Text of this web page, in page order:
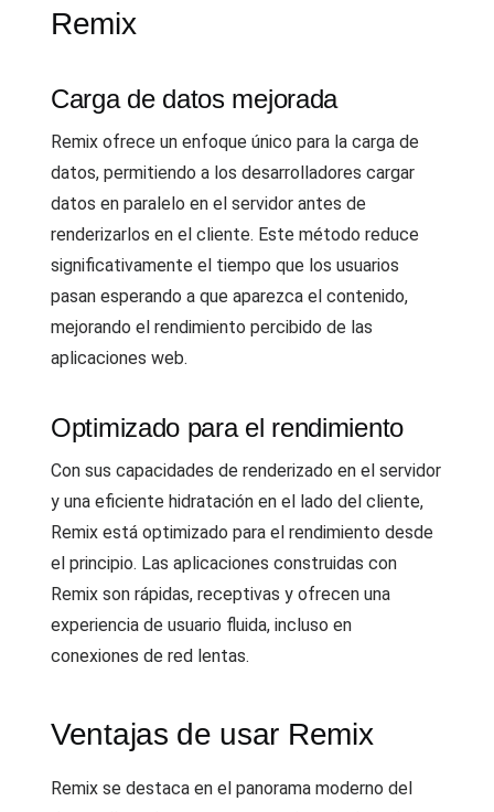
Remix
Carga de datos mejorada
Remix ofrece un enfoque único para la carga de
datos, permitiendo a los desarrolladores cargar
datos en paralelo en el servidor antes de
renderizarlos en el cliente. Este método reduce
significativamente el tiempo que los usuarios
pasan esperando a que aparezca el contenido,
mejorando el rendimiento percibido de las
aplicaciones web.
Optimizado para el rendimiento
Con sus capacidades de renderizado en el servidor
y una eficiente hidratación en el lado del cliente,
Remix está optimizado para el rendimiento desde
el principio. Las aplicaciones construidas con
Remix son rápidas, receptivas y ofrecen una
experiencia de usuario fluida, incluso en
conexiones de red lentas.
Ventajas de usar Remix
Remix se destaca en el panorama moderno del